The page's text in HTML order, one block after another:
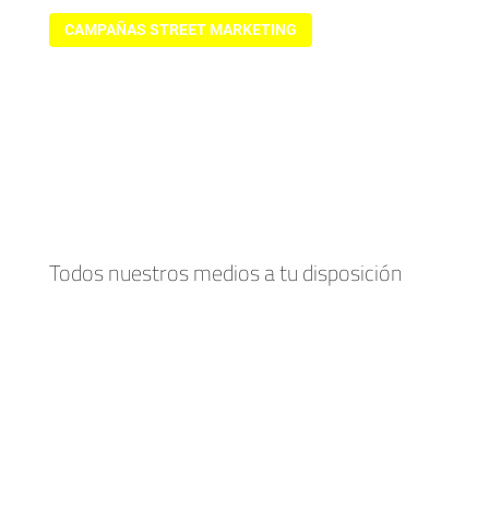
CAMPAÑAS STREET MARKETING
Todos nuestros medios a tu disposición